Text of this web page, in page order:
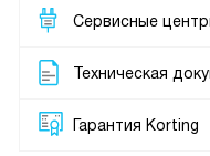
Сервисные
Техническая
Гарантия Korting